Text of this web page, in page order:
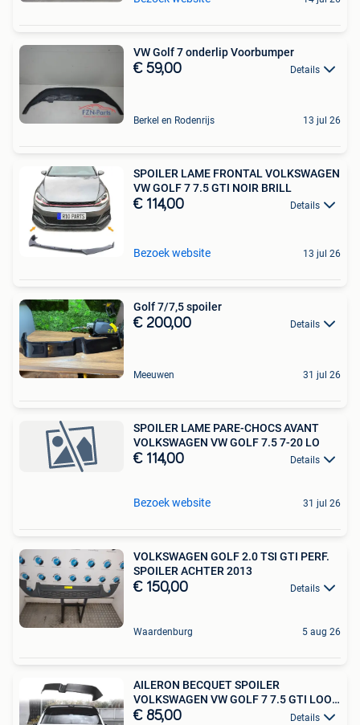
VW Golf 7 onderlip Voorbumper
€ 59,00 Details
Berkel en Rodenrijs 13 jul 26
SPOILER LAME FRONTAL VOLKSWAGEN
VW GOLF 7 7.5 GTI NOIR BRILL
€ 114,00 Details
Bezoek website 13 jul 26
Golf 7/7,5 spoiler
€ 200,00 Details
Meeuwen 31 jul 26
SPOILER LAME PARE-CHOCS AVANT
VOLKSWAGEN VW GOLF 7.5 7-20 LO
€ 114,00 Details
Bezoek website 31 jul 26
VOLKSWAGEN GOLF 2.0 TSI GTI PERF.
SPOILER ACHTER 2013
€ 150,00 Details
Waardenburg 5 aug 26
AILERON BECQUET SPOILER
VOLKSWAGEN VW GOLF 7 7.5 GTI LOOK
OE
€ 85,00 Details